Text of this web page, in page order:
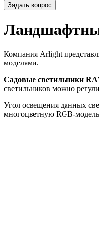
Задать вопрос
Компания Arlight
моделями.
Садовые светильники
светильников можно
Угол освещения данных
многоцветную RGB-